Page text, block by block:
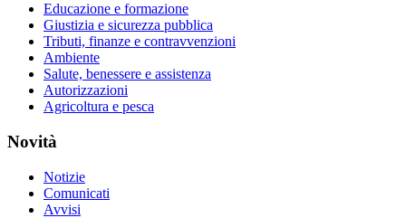
Educazione e formazione
Giustizia e sicurezza pubblica
Tributi, finanze e contravvenzioni
Ambiente
Salute, benessere e assistenza
Autorizzazioni
Agricoltura e pesca
Novità
Notizie
Comunicati
Avvisi